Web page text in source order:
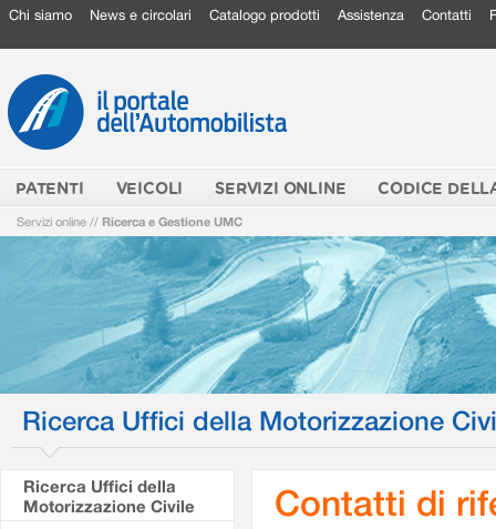
Chi siamo News e circolari Catalogo prodotti Assistenza Contatti
PATENTI VEICOLI SERVIZI ONLINE CODICE
Servizi online // Ricerca e Gestione UMC
Ricerca Uffici della Motorizzazione
Ricerca Uffici della
Motorizzazione Civile
Contatti di